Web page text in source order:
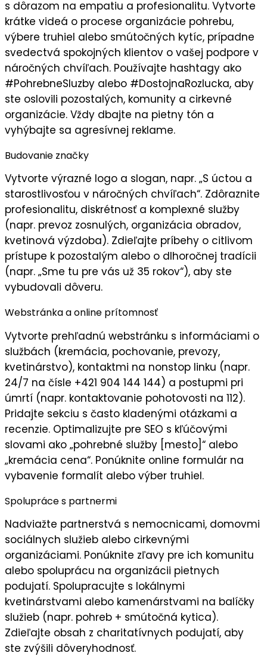
s dôrazom na empatiu a profesionalitu. Vytvorte
krátke videá o procese organizácie pohrebu,
výbere truhiel alebo smútočných kytíc, prípadne
svedectvá spokojných klientov o vašej podpore v
náročných chvíľach. Používajte hashtagy ako
#PohrebneSluzby alebo #DostojnaRozlucka, aby
ste oslovili pozostalých, komunity a cirkevné
organizácie. Vždy dbajte na pietny tón a
vyhýbajte sa agresívnej reklame.
Budovanie značky
Vytvorte výrazné logo a slogan, napr. „S úctou a
starostlivosťou v náročných chvíľach“. Zdôraznite
profesionalitu, diskrétnosť a komplexné služby
(napr. prevoz zosnulých, organizácia obradov,
kvetinová výzdoba). Zdieľajte príbehy o citlivom
prístupe k pozostalým alebo o dlhoročnej tradícii
(napr. „Sme tu pre vás už 35 rokov“), aby ste
vybudovali dôveru.
Webstránka a online prítomnosť
Vytvorte prehľadnú webstránku s informáciami o
službách (kremácia, pochovanie, prevozy,
kvetinárstvo), kontaktmi na nonstop linku (napr.
24/7 na čísle +421 904 144 144) a postupmi pri
úmrtí (napr. kontaktovanie pohotovosti na 112).
Pridajte sekciu s často kladenými otázkami a
recenzie. Optimalizujte pre SEO s kľúčovými
slovami ako „pohrebné služby [mesto]“ alebo
„kremácia cena“. Ponúknite online formulár na
vybavenie formalít alebo výber truhiel.
Spolupráce s partnermi
Nadviažte partnerstvá s nemocnicami, domovmi
sociálnych služieb alebo cirkevnými
organizáciami. Ponúknite zľavy pre ich komunitu
alebo spoluprácu na organizácii pietnych
podujatí. Spolupracujte s lokálnymi
kvetinárstvami alebo kamenárstvami na balíčky
služieb (napr. pohreb + smútočná kytica).
Zdieľajte obsah z charitatívnych podujatí, aby
ste zvýšili dôveryhodnosť.